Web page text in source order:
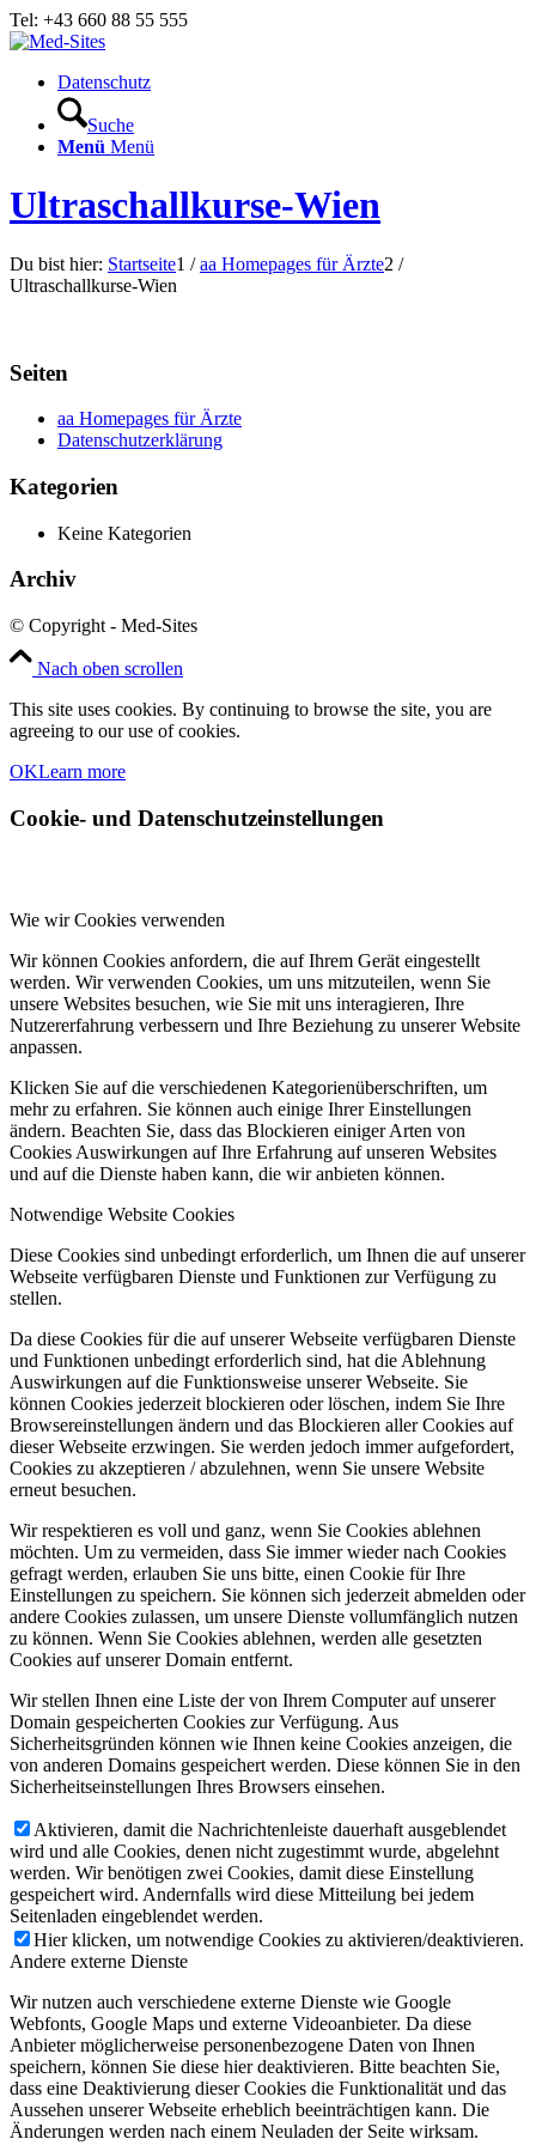
Tel: +43 660 88 55 555
Datenschutz
Suche
Menü Menü
Ultraschallkurse-Wien
Du bist hier: Startseite1 / aa Homepages für Ärzte2 /
Ultraschallkurse-Wien
Seiten
aa Homepages für Ärzte
Datenschutzerklärung
Kategorien
Keine Kategorien
Archiv
© Copyright - Med-Sites
Nach oben scrollen
This site uses cookies. By continuing to browse the site, you are
agreeing to our use of cookies.
OKLearn more
Cookie- und Datenschutzeinstellungen
Wie wir Cookies verwenden
Wir können Cookies anfordern, die auf Ihrem Gerät eingestellt
werden. Wir verwenden Cookies, um uns mitzuteilen, wenn Sie
unsere Websites besuchen, wie Sie mit uns interagieren, Ihre
Nutzererfahrung verbessern und Ihre Beziehung zu unserer Website
anpassen.
Klicken Sie auf die verschiedenen Kategorienüberschriften, um
mehr zu erfahren. Sie können auch einige Ihrer Einstellungen
ändern. Beachten Sie, dass das Blockieren einiger Arten von
Cookies Auswirkungen auf Ihre Erfahrung auf unseren Websites
und auf die Dienste haben kann, die wir anbieten können.
Notwendige Website Cookies
Diese Cookies sind unbedingt erforderlich, um Ihnen die auf unserer
Webseite verfügbaren Dienste und Funktionen zur Verfügung zu
stellen.
Da diese Cookies für die auf unserer Webseite verfügbaren Dienste
und Funktionen unbedingt erforderlich sind, hat die Ablehnung
Auswirkungen auf die Funktionsweise unserer Webseite. Sie
können Cookies jederzeit blockieren oder löschen, indem Sie Ihre
Browsereinstellungen ändern und das Blockieren aller Cookies auf
dieser Webseite erzwingen. Sie werden jedoch immer aufgefordert,
Cookies zu akzeptieren / abzulehnen, wenn Sie unsere Website
erneut besuchen.
Wir respektieren es voll und ganz, wenn Sie Cookies ablehnen
möchten. Um zu vermeiden, dass Sie immer wieder nach Cookies
gefragt werden, erlauben Sie uns bitte, einen Cookie für Ihre
Einstellungen zu speichern. Sie können sich jederzeit abmelden oder
andere Cookies zulassen, um unsere Dienste vollumfänglich nutzen
zu können. Wenn Sie Cookies ablehnen, werden alle gesetzten
Cookies auf unserer Domain entfernt.
Wir stellen Ihnen eine Liste der von Ihrem Computer auf unserer
Domain gespeicherten Cookies zur Verfügung. Aus
Sicherheitsgründen können wie Ihnen keine Cookies anzeigen, die
von anderen Domains gespeichert werden. Diese können Sie in den
Sicherheitseinstellungen Ihres Browsers einsehen.
Aktivieren, damit die Nachrichtenleiste dauerhaft ausgeblendet
wird und alle Cookies, denen nicht zugestimmt wurde, abgelehnt
werden. Wir benötigen zwei Cookies, damit diese Einstellung
gespeichert wird. Andernfalls wird diese Mitteilung bei jedem
Seitenladen eingeblendet werden.
Hier klicken, um notwendige Cookies zu aktivieren/deaktivieren.
Andere externe Dienste
Wir nutzen auch verschiedene externe Dienste wie Google
Webfonts, Google Maps und externe Videoanbieter. Da diese
Anbieter möglicherweise personenbezogene Daten von Ihnen
speichern, können Sie diese hier deaktivieren. Bitte beachten Sie,
dass eine Deaktivierung dieser Cookies die Funktionalität und das
Aussehen unserer Webseite erheblich beeinträchtigen kann. Die
Änderungen werden nach einem Neuladen der Seite wirksam.